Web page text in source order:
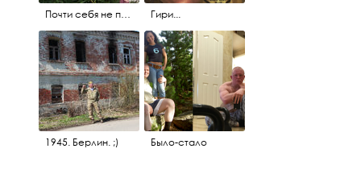
Почти себя не помню. ;) Гири...
1945. Берлин. ;) Было-стало